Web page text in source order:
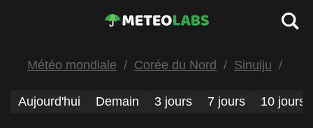
Météo mondiale Corée du Nord Sinuiju
Aujourd'hui Demain 3 jours 7 jours 10 jours